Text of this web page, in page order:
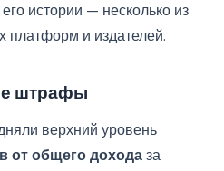
истории — несколько из
платформ и издателей.
штрафы
верхний уровень
от общего доходаза